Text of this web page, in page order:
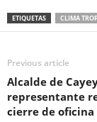
ETIQUETAS CLIMA
Previous article
Alcalde de
representante
cierre de oficina